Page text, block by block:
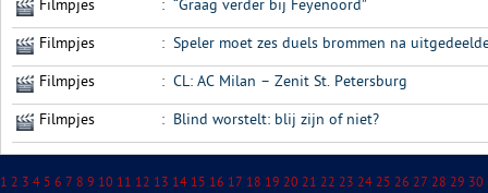
Filmpjes : “Graag verder bij Feyenoord”
Filmpjes : Speler moet zes duels brommen na
Filmpjes : CL: AC Milan – Zenit St. Petersburg
Filmpjes : Blind worstelt: blij zijn of niet?
1 2 3 4 5 6 7 8 9 10 11 12 13 14 15 16 17 18 19 20 21 22 23 24 25 26 27 28 29 30